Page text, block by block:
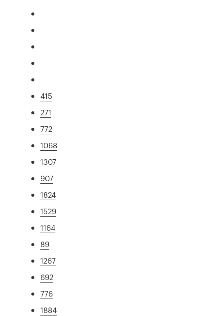
415
271
772
1068
1307
907
1824
1529
1164
89
1267
692
776
1884